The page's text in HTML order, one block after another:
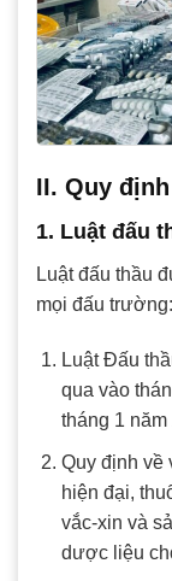
II. Quy
1. Luật đấu
Luật đấu thầu
mọi đấu trường:
Luật Đấu
qua vào
tháng 1 năm
Quy định về
hiện đại,
vắc-xin và
dược liệu